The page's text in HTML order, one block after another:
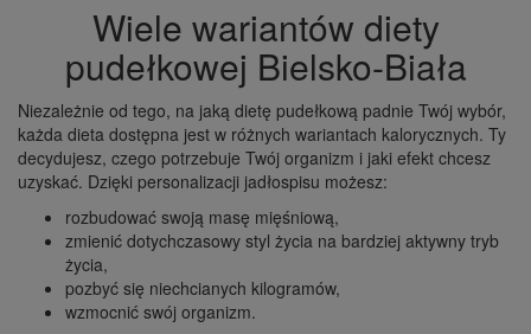
Wiele wariantów diety
pudełkowej Bielsko-Biała
Niezależnie od tego, na jaką dietę pudełkową padnie Twój wybór,
każda dieta dostępna jest w różnych wariantach kalorycznych. Ty
decydujesz, czego potrzebuje Twój organizm i jaki efekt chcesz
uzyskać. Dzięki personalizacji jadłospisu możesz:
rozbudować swoją masę mięśniową,
zmienić dotychczasowy styl życia na bardziej aktywny tryb
życia,
pozbyć się niechcianych kilogramów,
wzmocnić swój organizm.